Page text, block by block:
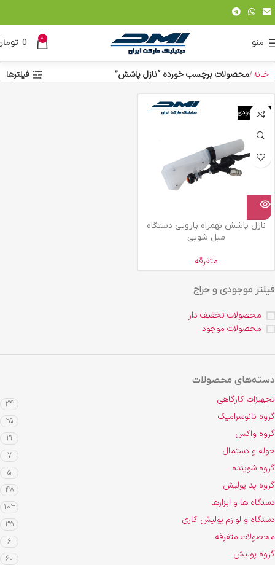
منو 0
0
فیلتر موجودی و حراج
محصولات تخفیف دار
محصولات موجود
دسته‌های محصولات
تجهیزات کارگاهی 24
گروه نانوسرامیک 25
گروه واکس 21
حوله و دستمال 7
گروه شوینده 5
گروه پد پولیش 48
دستگاه ها و ابزارها 103
دستگاه و لوازم پولیش کاری 35
محصولات متفرقه 6
گروه پولیش 60
خانه محصولات برچسب خورده “نازل پاشش” فیلترها
اتمام موجودی
نازل پاشش بهمراه پارویی دستگاه
مبل شویی
متفرقه